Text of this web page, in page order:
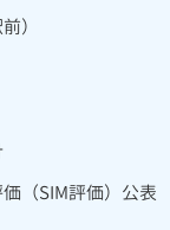
）
（SIM評価）公表